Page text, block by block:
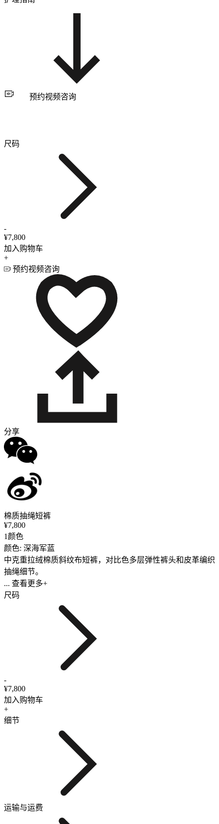
预约视频咨询
尺码
-
¥7,800
加入购物车
+
预约视频咨询
分享
棉质抽绳短裤
¥7,800
1颜色
颜色: 深海军蓝
中克重拉绒棉质斜纹布短裤，对比色多层弹性裤头和皮革编织
抽绳细节。
... 查看更多+
尺码
-
¥7,800
加入购物车
+
细节
运输与运费